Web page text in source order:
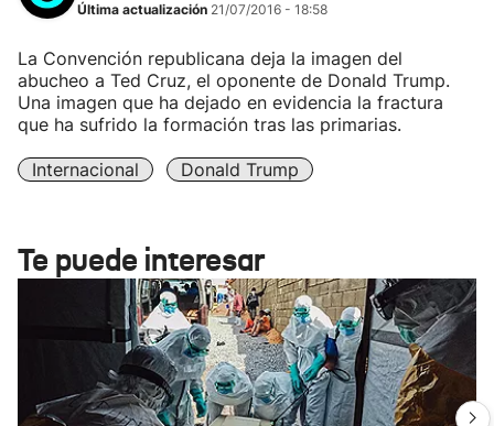
Última actualización 21/07/2016 - 18:58
La Convención republicana deja la imagen del
abucheo a Ted Cruz, el oponente de Donald Trump.
Una imagen que ha dejado en evidencia la fractura
que ha sufrido la formación tras las primarias.
Internacional Donald Trump
Te puede interesar